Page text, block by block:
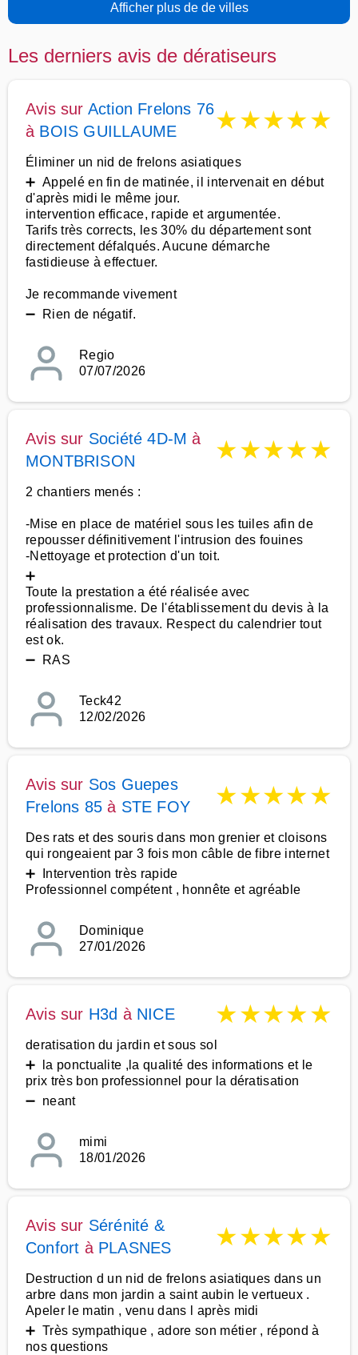
Afficher plus de de villes
Les derniers avis de dératiseurs
Avis sur Action Frelons 76
à BOIS GUILLAUME ★★★★★
Éliminer un nid de frelons asiatiques
➕ Appelé en fin de matinée, il intervenait en début
d'après midi le même jour.
intervention efficace, rapide et argumentée.
Tarifs très corrects, les 30% du département sont
directement défalqués. Aucune démarche
fastidieuse à effectuer.
Je recommande vivement
➖ Rien de négatif.
Regio
07/07/2026
Avis sur Société 4D-M à
MONTBRISON
★★★★★
2 chantiers menés :
-Mise en place de matériel sous les tuiles afin de
repousser définitivement l'intrusion des fouines
-Nettoyage et protection d'un toit.
➕
Toute la prestation a été réalisée avec
professionnalisme. De l'établissement du devis à la
réalisation des travaux. Respect du calendrier tout
est ok.
➖ RAS
Teck42
12/02/2026
Avis sur Sos Guepes
Frelons 85 à STE FOY ★★★★★
Des rats et des souris dans mon grenier et cloisons
qui rongeaient par 3 fois mon câble de fibre internet
➕ Intervention très rapide
Professionnel compétent , honnête et agréable
Dominique
27/01/2026
Avis sur H3d à NICE ★★★★★
deratisation du jardin et sous sol
➕ la ponctualite ,la qualité des informations et le
prix très bon professionnel pour la dératisation
➖ neant
mimi
18/01/2026
Avis sur Sérénité &
Confort à PLASNES ★★★★★
Destruction d un nid de frelons asiatiques dans un
arbre dans mon jardin a saint aubin le vertueux .
Apeler le matin , venu dans l après midi
➕ Très sympathique , adore son métier , répond à
nos questions